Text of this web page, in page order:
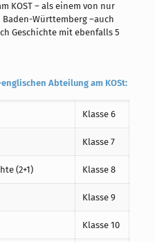
KOST – als einem von nur
Württemberg –auch
Geschichte mit ebenfalls 5
Abteilung am KOSt:
Klasse 6
Klasse 7
(2+1) Klasse 8
Klasse 9
Klasse 10